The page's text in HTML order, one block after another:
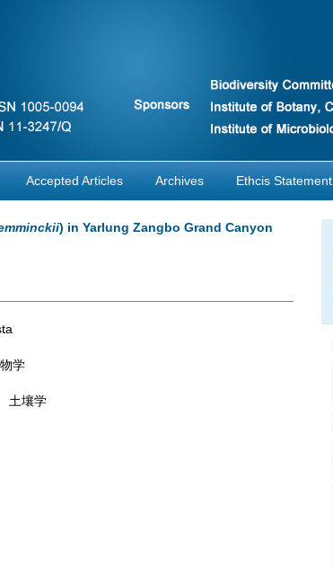
Accepted Articles Archives Ethcis Statement
) in Yarlung Zangbo Grand Canyon
学
土壤学